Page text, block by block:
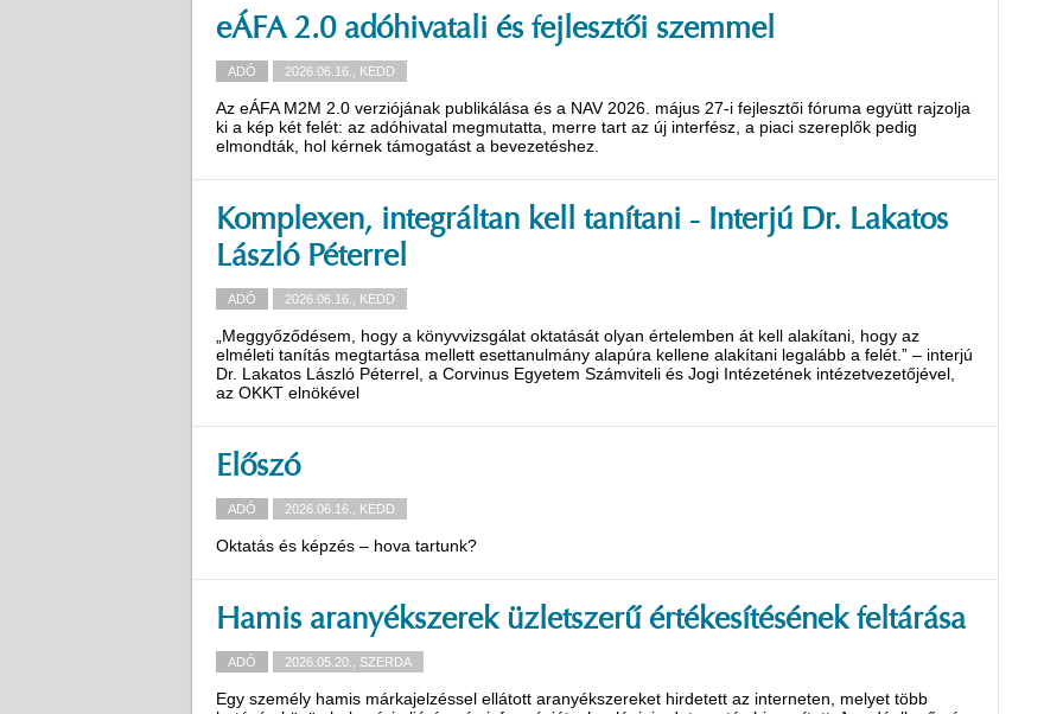
eÁFA 2.0 adóhivatali és fejlesztői szemmel
ADÓ 2026.06.16., KEDD
Az eÁFA M2M 2.0 verziójának publikálása és a NAV 2026. május 27-i fejlesztői fóruma együtt rajzolja
ki a kép két felét: az adóhivatal megmutatta, merre tart az új interfész, a piaci szereplők pedig
elmondták, hol kérnek támogatást a bevezetéshez.
Komplexen, integráltan kell tanítani - Interjú Dr. Lakatos
László Péterrel
ADÓ 2026.06.16., KEDD
„Meggyőződésem, hogy a könyvvizsgálat oktatását olyan értelemben át kell alakítani, hogy az
elméleti tanítás megtartása mellett esettanulmány alapúra kellene alakítani legalább a felét.” – interjú
Dr. Lakatos László Péterrel, a Corvinus Egyetem Számviteli és Jogi Intézetének intézetvezetőjével,
az OKKT elnökével
Előszó
ADÓ 2026.06.16., KEDD
Oktatás és képzés – hova tartunk?
Hamis aranyékszerek üzletszerű értékesítésének feltárása
ADÓ 2026.05.20., SZERDA
Egy személy hamis márkajelzéssel ellátott aranyékszereket hirdetett az interneten, melyet több